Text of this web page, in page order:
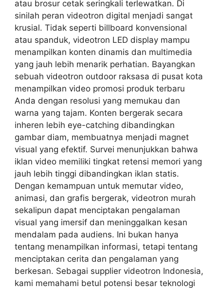
atau brosur cetak seringkali terlewatkan. Di
sinilah peran videotron digital menjadi sangat
krusial. Tidak seperti billboard konvensional
atau spanduk, videotron LED display mampu
menampilkan konten dinamis dan multimedia
yang jauh lebih menarik perhatian. Bayangkan
sebuah videotron outdoor raksasa di pusat kota
menampilkan video promosi produk terbaru
Anda dengan resolusi yang memukau dan
warna yang tajam. Konten bergerak secara
inheren lebih eye-catching dibandingkan
gambar diam, membuatnya menjadi magnet
visual yang efektif. Survei menunjukkan bahwa
iklan video memiliki tingkat retensi memori yang
jauh lebih tinggi dibandingkan iklan statis.
Dengan kemampuan untuk memutar video,
animasi, dan grafis bergerak, videotron murah
sekalipun dapat menciptakan pengalaman
visual yang imersif dan meninggalkan kesan
mendalam pada audiens. Ini bukan hanya
tentang menampilkan informasi, tetapi tentang
menciptakan cerita dan pengalaman yang
berkesan. Sebagai supplier videotron Indonesia,
kami memahami betul potensi besar teknologi